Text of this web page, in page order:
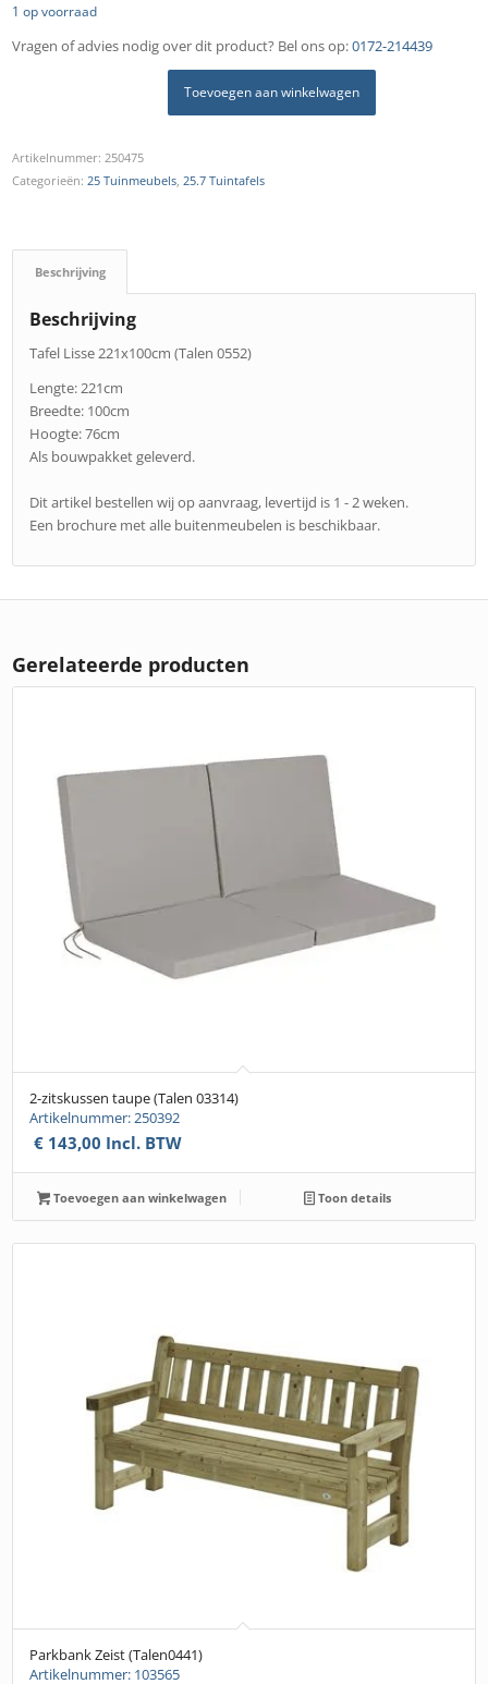
1 op voorraad
Vragen of advies nodig over dit product? Bel ons op:0172-214439
Toevoegen aan winkelwagen
Artikelnummer:250475
Categorieën:25 Tuinmeubels,25.7 Tuintafels
Beschrijving
Beschrijving
Tafel Lisse 221x100cm (Talen 0552)
Lengte: 221cm
Breedte: 100cm
Hoogte: 76cm
Als bouwpakket geleverd.
Dit artikel bestellen wij op aanvraag, levertijd is 1 - 2 weken.
Een brochure met alle buitenmeubelen is beschikbaar.
Gerelateerde producten
2-zitskussen taupe (Talen 03314)
Artikelnummer: 250392
€ 143,00 Incl. BTW
Toevoegen aan winkelwagen Toon details
Parkbank Zeist (Talen0441)
Artikelnummer: 103565